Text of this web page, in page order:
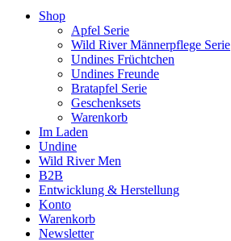
Shop
Apfel Serie
Wild River Männerpflege Serie
Undines Früchtchen
Undines Freunde
Bratapfel Serie
Geschenksets
Warenkorb
Im Laden
Undine
Wild River Men
B2B
Entwicklung & Herstellung
Konto
Warenkorb
Newsletter